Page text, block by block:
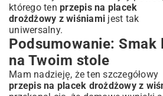
którego ten przepis na placek
drożdżowy z wiśniami jest tak
uniwersalny.
Podsumowanie: Smak
na Twoim stole
Mam nadzieję, że ten szczegółowy
przepis na placek drożdżowy z